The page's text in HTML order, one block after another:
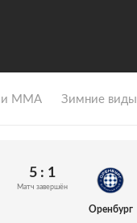
и ММА Зимние виды
5 : 1
Матч завершён
Оренбург